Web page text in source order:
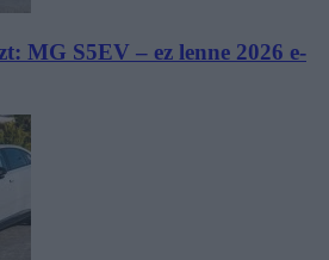
MG S5EV – ez lenne 2026 e-